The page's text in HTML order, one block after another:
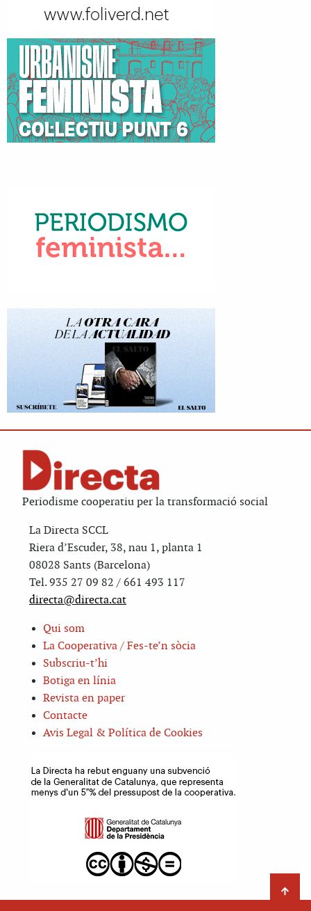
Periodisme cooperatiu per la transformació social
La Directa SCCL
Riera d’Escuder, 38, nau 1, planta 1
08028 Sants (Barcelona)
Tel. 935 27 09 82 / 661 493 117
directa@directa.cat
Qui som
La Cooperativa / Fes-te’n sòcia
Subscriu-t’hi
Botiga en línia
Revista en paper
Contacte
Avis Legal & Política de Cookies